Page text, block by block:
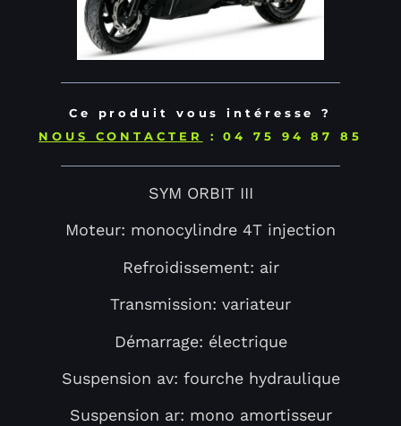
Ce produit vous intéresse ?
NOUS CONTACTER
: 04 75 94 87 85
SYM ORBIT III
Moteur: monocylindre 4T injection
Refroidissement: air
Transmission: variateur
Démarrage: électrique
Suspension av: fourche hydraulique
Suspension ar: mono amortisseur